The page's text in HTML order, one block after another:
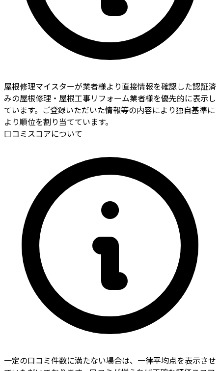
屋根修理マイスターが業者様より直接情報を確認した認証済
みの屋根修理・屋根工事リフォーム業者様を優先的に表示し
ています。ご登録いただいた情報等の内容により独自基準に
より順位を割り当てています。
口コミスコアについて
一定の口コミ件数に満たない場合は、一律平均点を表示させ